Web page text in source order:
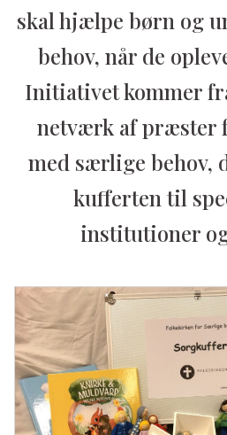
skal hjælpe børn og
behov, når de
Initiativet kommer
netværk af præster
med særlige behov,
kufferten til
institutioner